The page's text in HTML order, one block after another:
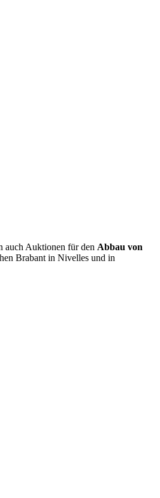
auch Auktionen für den Abbau von
Brabant in Nivelles und in